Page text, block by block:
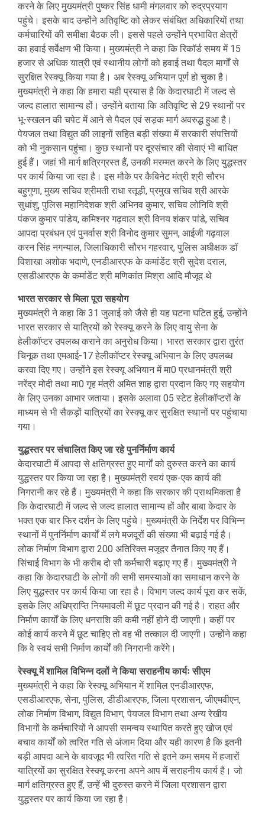
करने के लिए मुख्यमंत्री पुष्कर सिंह धामी मंगलवार को रुद्रप्रयाग
पहुंचे। इसके बाद उन्होंने अतिवृष्टि को लेकर संबंधित अधिकारियों तथा
कर्मचारियों की समीक्षा बैठक ली। इससे पहले उन्होंने प्रभावित क्षेत्रों
का हवाई सर्वेक्षण भी किया। मुख्यमंत्री ने कहा कि रिकॉर्ड समय में 15
हजार से अधिक यात्री एवं स्थानीय लोगों को हवाई तथा पैदल मार्गों से
सुरक्षित रेस्क्यू किया गया है। अब रेस्क्यू अभियान पूर्ण हो चुका है।
मुख्यमंत्री ने कहा कि हमारा यही प्रयास है कि केदारघाटी में जल्द से
जल्द हालात सामान्य हों। उन्होंने बताया कि अतिवृष्टि से 29 स्थानों पर
भू-स्खलन की चपेट में आने से पैदल एवं सड़क मार्ग अवरुद्ध हुआ है।
पेयजल तथा विद्युत की लाइनों सहित बड़ी संख्या में सरकारी संपत्तियों
को भी नुकसान पहुंचा। कुछ स्थानों पर दूरसंचार की सेवाएं भी बाधित
हुई हैं। जहां भी मार्ग क्षत्रिग्रस्त हैं, उनकी मरम्मत करने के लिए युद्धस्तर
पर कार्य किया जा रहा है। इस मौके पर कैबिनेट मंत्री श्री सौरभ
बहुगुणा, मुख्य सचिव श्रीमती राधा रतूड़ी, प्रमुख सचिव श्री आरके
सुधांशु, पुलिस महानिदेशक श्री अभिनव कुमार, सचिव लोनिवि श्री
पंकज कुमार पांडेय, कमिश्नर गढ़वाल श्री विनय शंकर पांडे, सचिव
आपदा प्रबंधन एवं पुनर्वास श्री विनोद कुमार सुमन, आईजी गढ़वाल
करन सिंह नगन्याल, जिलाधिकारी सौरभ गहरवार, पुलिस अधीक्षक डॉ
विशाखा अशोक भदाणे, एनडीआरएफ के कमांडेंट श्री सुदेश दराल,
एसडीआरएफ के कमांडेंट श्री मणिकांत मिश्रा आदि मौजूद थे
भारत सरकार से मिला पूरा सहयोग
मुख्यमंत्री ने कहा कि 31 जुलाई को जैसे ही यह घटना घटित हुई, उन्होंने
भारत सरकार से यात्रियों को रेस्क्यू करने के लिए वायु सेना के
हेलीकॉप्टर उपलब्ध कराने का अनुरोध किया। भारत सरकार द्वारा तुरंत
चिनूक तथा एमआई-17 हेलीकॉप्टर रेस्क्यू अभियान के लिए उपलब्ध
करवा दिए गए। उन्होंने इस रेस्क्यू अभियान में मा0 प्रधानमंत्री श्री
नरेंद्र मोदी तथा मा0 गृह मंत्री अमित शाह द्वारा प्रदान किए गए सहयोग
के लिए उनका आभार जताया। इसके अलावा 05 स्टेट हेलीकॉप्टरों के
माध्यम से भी सैकड़ों यात्रियों का रेस्क्यू कर सुरक्षित स्थानों पर पहुंचाया
गया।
युद्धस्तर पर संचालित किए जा रहे पुनर्निर्माण कार्य
केदारघाटी में आपदा से क्षतिग्रस्त हुए मार्गों को दुरुस्त करने का कार्य
युद्धस्तर पर किया जा रहा है। मुख्यमंत्री स्वयं एक-एक कार्य की
निगरानी कर रहे हैं। मुख्यमंत्री ने कहा कि सरकार की प्राथमिकता है
कि केदारघाटी में जल्द से जल्द हालात सामान्य हों और बाबा केदार के
भक्त एक बार फिर दर्शन के लिए पहुंचे। मुख्यमंत्री के निर्देश पर विभिन्न
स्थानों में पुनर्निर्माण कार्यों में लगे मजदूरों की संख्या भी बढ़ाई गई है।
लोक निर्माण विभाग द्वारा 200 अतिरिक्त मजूदर तैनात किए गए हैं।
सिंचाई विभाग के भी करीब दो सौ कर्मचारी बढ़ाए गए हैं। मुख्यमंत्री ने
कहा कि केदारघाटी के लोगों की सभी समस्याओं का समाधान करने के
लिए युद्धस्तर पर कार्य किया जा रहा है। विभाग जल्द कार्य पूरा कर सकें,
इसके लिए अधिप्राप्ति नियमावली में छूट प्रदान की गई है। राहत और
निर्माण कार्यों के लिए धनराशि की कमी नहीं होने दी जाएगी। कहीं पर
कोई कार्य करने में छूट चाहिए तो वह भी तत्काल दी जाएगी। उन्होंने कहा
कि वे स्वयं सभी निर्माण कार्यों की निगरानी करेंगे।
रेस्क्यू में शामिल विभिन्न दलों ने किया सराहनीय कार्यः सीएम
मुख्यमंत्री ने कहा कि रेस्क्यू अभियान में शामिल एनडीआरएफ,
एसडीआरएफ, सेना, पुलिस, डीडीआरएफ, जिला प्रशासन, जीएमवीएन,
लोक निर्माण विभाग, विद्युत विभाग, पेयजल विभाग तथा अन्य रेखीय
विभागों के कर्मचारियों ने आपसी समन्वय स्थापित करते हुए खोज एवं
बचाव कार्यों को त्वरित गति से अंजाम दिया और यही कारण है कि इतनी
बड़ी आपदा आने के बावजूद भी त्वरित गति से इतने कम समय में हजारों
यात्रियों का सुरक्षित रेस्क्यू करना अपने आप में सराहनीय कार्य है। जो
मार्ग क्षतिग्रस्त हुए हैं, उन्हें भी दुरुस्त करने में जिला प्रशासन द्वारा
युद्धस्तर पर कार्य किया जा रहा है।